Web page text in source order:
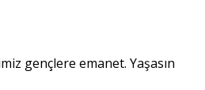
gençlere emanet. Yaşasın